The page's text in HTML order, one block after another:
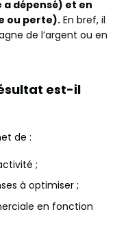
a dépensé) et en
ou perte). En bref, il
de l’argent ou en
est-il
de :
;
à optimiser ;
en fonction